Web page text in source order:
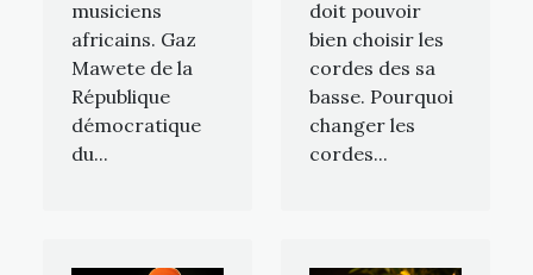
musiciens
africains. Gaz
Mawete de la
République
démocratique
du...
doit pouvoir
bien choisir les
cordes des sa
basse. Pourquoi
changer les
cordes...